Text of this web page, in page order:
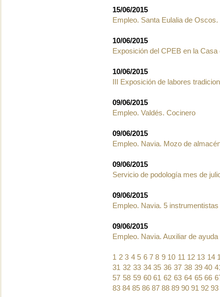
15/06/2015
Empleo. Santa Eulalia de
10/06/2015
Exposición del CPEB en la Casa
10/06/2015
III Exposición de labores
09/06/2015
Empleo. Valdés. Cocinero
09/06/2015
Empleo. Navia. Mozo de
09/06/2015
Servicio de podología mes de
09/06/2015
Empleo. Navia. 5 instrumentistas
09/06/2015
Empleo. Navia. Auxiliar de
1 2 3 4 5 6 7 8 9 10 11 12 13 14
31 32 33 34 35 36 37 38 39 40
57 58 59 60 61 62 63 64 65 66
83 84 85 86 87 88 89 90 91 92 93